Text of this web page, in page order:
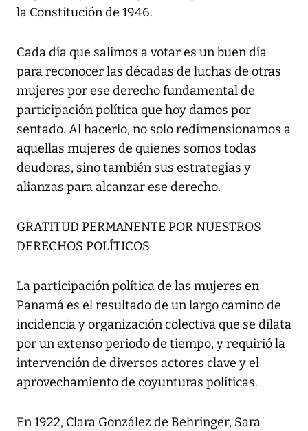
la Constitución de 1946.
Cada día que salimos a votar es un buen día
para reconocer las décadas de luchas de otras
mujeres por ese derecho fundamental de
participación política que hoy damos por
sentado. Al hacerlo, no solo redimensionamos a
aquellas mujeres de quienes somos todas
deudoras, sino también sus estrategias y
alianzas para alcanzar ese derecho.
GRATITUD PERMANENTE POR NUESTROS
DERECHOS POLÍTICOS
La participación política de las mujeres en
Panamá es el resultado de un largo camino de
incidencia y organización colectiva que se dilata
por un extenso periodo de tiempo, y requirió la
intervención de diversos actores clave y el
aprovechamiento de coyunturas políticas.
En 1922, Clara González de Behringer, Sara